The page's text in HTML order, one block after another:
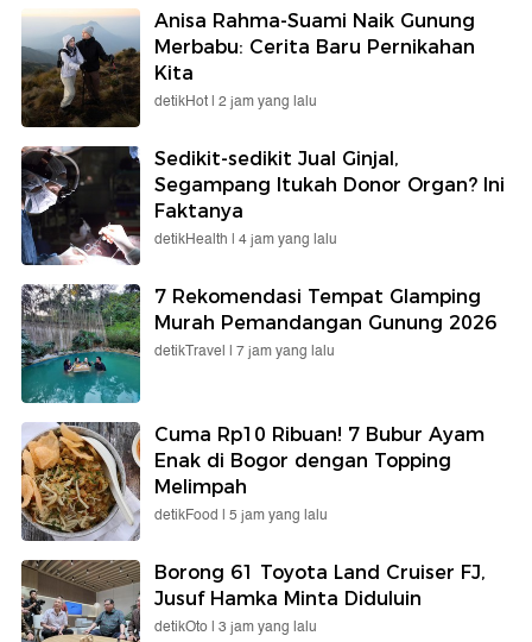
Anisa Rahma-Suami Naik Gunung
Merbabu: Cerita Baru Pernikahan
Kita
detikHot | 2 jam yang lalu
Sedikit-sedikit Jual Ginjal,
Segampang Itukah Donor Organ? Ini
Faktanya
detikHealth | 4 jam yang lalu
7 Rekomendasi Tempat Glamping
Murah Pemandangan Gunung 2026
detikTravel | 7 jam yang lalu
Cuma Rp10 Ribuan! 7 Bubur Ayam
Enak di Bogor dengan Topping
Melimpah
detikFood | 5 jam yang lalu
Borong 61 Toyota Land Cruiser FJ,
Jusuf Hamka Minta Diduluin
detikOto | 3 jam yang lalu